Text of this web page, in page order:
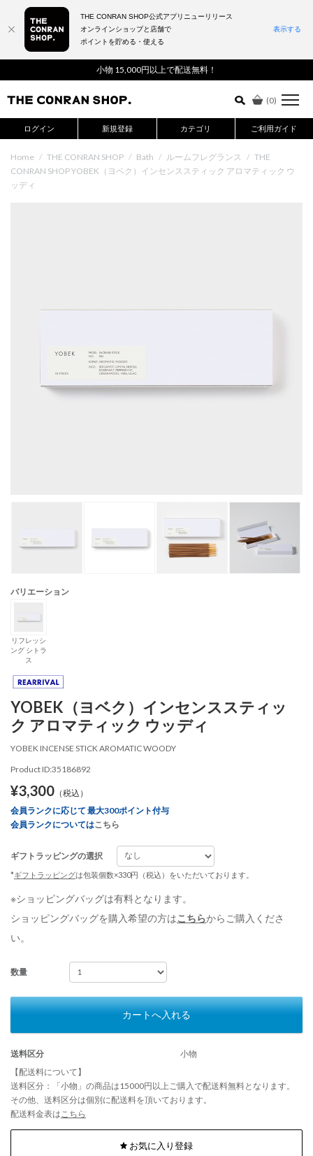
小物 15,000円以上で配送無料！
(0)
ログイン 新規登録 カテゴリ ご利用ガイド
詳細検索はこちら
Home / THE CONRAN SHOP / Bath / ルームフレグランス / THE
CONRAN SHOP YOBEK（ヨベク）インセンススティック アロマティック ウ
ッディ
バリエーション
リフレッシ
ング シトラ
ス
YOBEK（ヨベク）インセンススティッ
ク アロマティック ウッディ
YOBEK INCENSE STICK AROMATIC WOODY
Product ID:35186892
¥3,300 （税込）
会員ランクに応じて 最大300ポイント付与
会員ランクについてはこちら
ギフトラッピングの選択
*ギフトラッピングは包装個数×330円（税込）をいただいております。
※ショッピングバッグは有料となります。
ショッピングバッグを購入希望の方はこちらからご購入くださ
い。
数量
カートへ入れる
送料区分
小物
【配送料について】
送料区分：「小物」の商品は15000円以上ご購入で配送料無料となります。
その他、送料区分は個別に配送料を頂いております。
配送料金表は こちら
お気に入り登録
THE CONRAN SHOP公式アプリニューリリース
オンラインショップと店舗で
ポイントを貯める・使える
表示する